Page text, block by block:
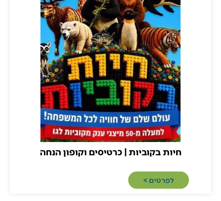
חיות בקוביות | כרטיסים וקופון הנחה
לפרטים >​